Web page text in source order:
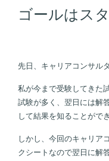
ゴールはス
先日、キャリアコンサル
私が今まで受験してきた
試験が多く、翌日には解
して結果を知ることがで
しかし、今回のキャリア
クシートなので翌日に解